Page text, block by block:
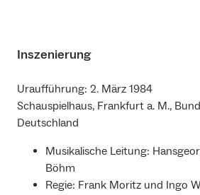
Inszenierung
Uraufführung: 2. März 1984
Schauspielhaus, Frankfurt a. M.,
Deutschland
Musikalische Leitung:
Böhm
Regie: Frank Moritz und Ingo